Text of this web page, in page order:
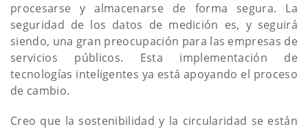
procesarse y almacenarse de forma segura. La
seguridad de los datos de medición es, y seguirá
siendo, una gran preocupación para las empresas de
servicios públicos. Esta implementación de
tecnologías inteligentes ya está apoyando el proceso
de cambio.
Creo que la sostenibilidad y la circularidad se están